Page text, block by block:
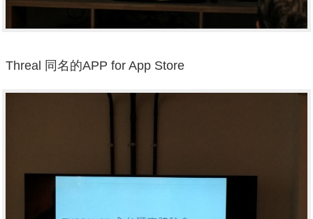
Threal 同名的APP for App Store